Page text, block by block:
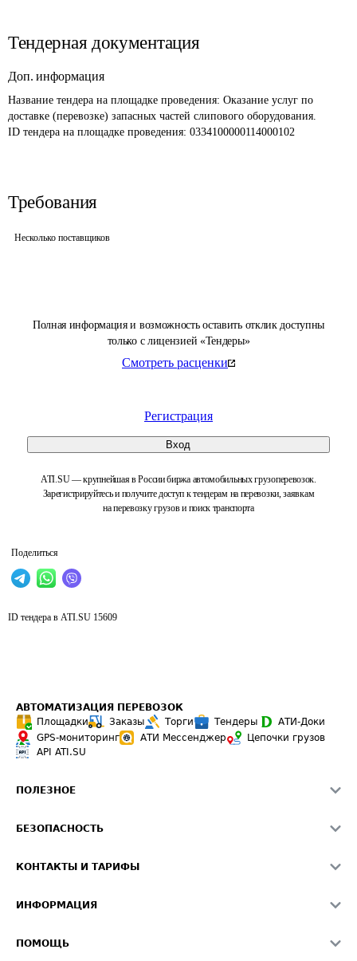
Полная информация и возможность оставить отклик доступны
только с лицензией «Тендеры»
Смотреть расценки
Регистрация
Вход
ATI.SU — крупнейшая в России биржа автомобильных грузоперевозок.
Зарегистрируйтесь и получите доступ к тендерам на перевозки, заявкам
на перевозку грузов и поиск транспорта
Поделиться
Тендерная документация
Доп. информация
Название тендера на площадке проведения: Оказание услуг по
доставке (перевозке) запасных частей слипового оборудования.
ID тендера на площадке проведения: 0334100000114000102
Требования
Несколько поставщиков
ID тендера в ATI.SU 15609
АВТОМАТИЗАЦИЯ ПЕРЕВОЗОК
Площадки
Заказы Торги Тендеры
АТИ-Доки
GPS-мониторинг
АТИ Мессенджер
Цепочки грузов
API ATI.SU
ПОЛЕЗНОЕ
Звезды ATI.SU на вашем сайте
Средние ставки
БЕЗОПАСНОСТЬ
Светофор+
О формировании Паспорта
КОНТАКТЫ И ТАРИФЫ
Реклама на сайте
ИНФОРМАЦИЯ
ПОМОЩЬ